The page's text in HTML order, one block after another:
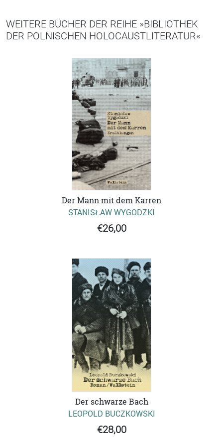
WEITERE BÜCHER DER REIHE »BIBLIOTHEK
DER POLNISCHEN HOLOCAUSTLITERATUR«
Der Mann mit dem Karren
STANISŁAW WYGODZKI
€26,00
Der schwarze Bach
LEOPOLD BUCZKOWSKI
€28,00